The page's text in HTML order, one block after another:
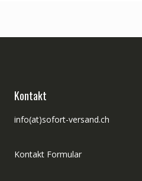
Kontakt
info(at)sofort-versand.ch
Kontakt Formular